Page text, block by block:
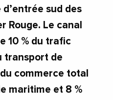
sud des
Rouge. Le canal
10 % du trafic
transport de
commerce total
maritime et 8 %